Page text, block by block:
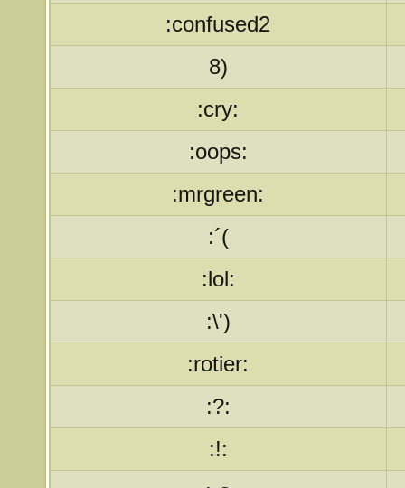
:confused2
8)
:cry:
:oops:
:mrgreen:
:´(
:lol:
:\')
:rotier:
:?:
:!: